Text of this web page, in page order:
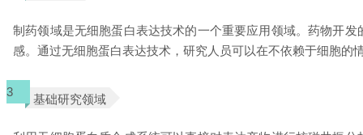
制药领域是无细胞蛋白表达技术的一个重要应用领域。药物开
感。通过无细胞蛋白表达技术，研究人员可以在不依赖于细胞
3
基础研究领域